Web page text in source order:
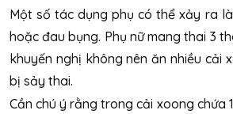
Một số tác dụng phụ có thể xảy ra
hoặc đau bụng. Phụ nữ mang thai 3
khuyến nghị không nên ăn nhiều cải
bị sảy thai.
Cần chú ý rằng trong cải xoong chứa